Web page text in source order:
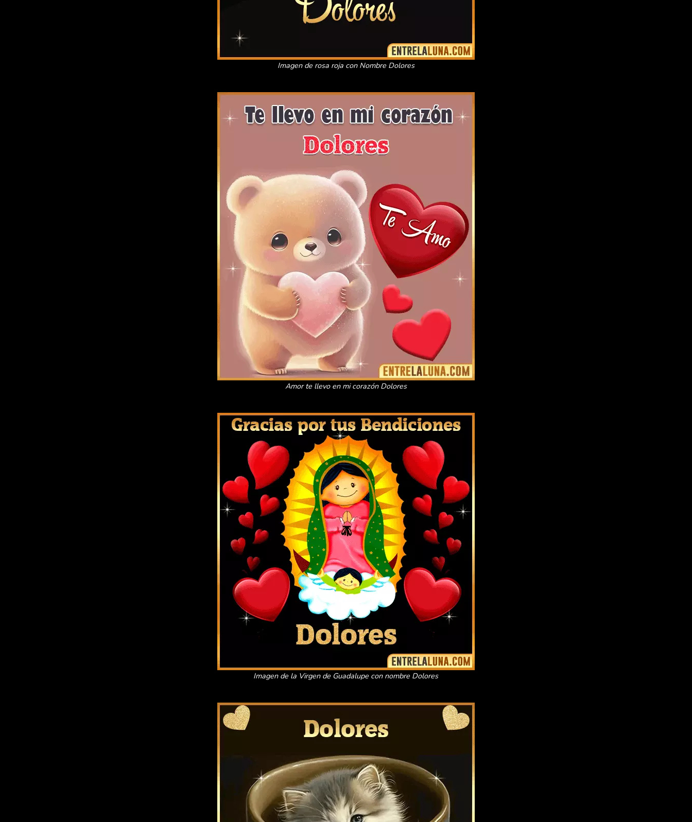
Imagen de rosa roja con Nombre Dolores
Amor te llevo en mi corazón Dolores
Imagen de la Virgen de Guadalupe con nombre Dolores